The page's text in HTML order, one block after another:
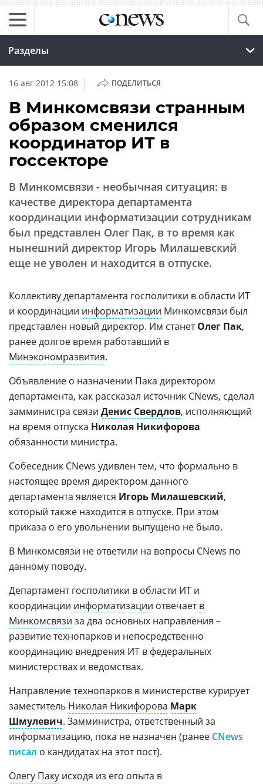
Разделы
16 авг 2012 15:08 | ПОДЕЛИТЬСЯ
В Минкомсвязи странным
образом сменился
координатор ИТ в
госсекторе
В Минкомсвязи - необычная ситуация: в
качестве директора департамента
координации информатизации сотрудникам
был представлен Олег Пак, в то время как
нынешний директор Игорь Милашевский
еще не уволен и находится в отпуске.
Коллективу департамента госполитики в области ИТ
и координации информатизации Минкомсвязи был
представлен новый директор. Им станетОлег Пак,
ранее долгое время работавший в
Минэкономразвития.
Объявление о назначении Пака директором
департамента, как рассказал источник CNews, сделал
замминистра связи Денис Свердлов, исполняющий
на время отпуска Николая Никифорова
обязанности министра.
Собеседник CNews удивлен тем, что формально в
настоящее время директором данного
департамента является Игорь Милашевский,
который также находится в отпуске. При этом
приказа о его увольнении выпущено не было.
В Минкомсвязи не ответили на вопросы CNews по
данному поводу.
Департамент госполитики в области ИТ и
координации информатизации отвечаетв
Минкомсвязи за два основных направления –
развитие технопарков и непосредственно
координацию внедрения ИТ в федеральных
министерствах и ведомствах.
Направлениетехнопарков в министерстве курирует
заместитель Николая Никифорова Марк
Шмулевич. Замминистра, ответственный за
информатизацию, пока не назначен (ранее CNews
писал о кандидатах на этот пост).
Олегу Паку исходя из его опыта в